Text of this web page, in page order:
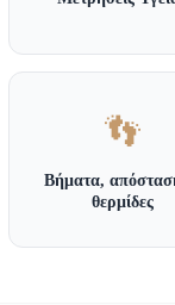
👣
Βήματα,
θερμίδες